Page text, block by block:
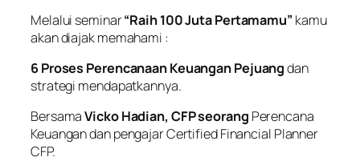
Melalui seminar“Raih 100 Juta Pertamamu” kamu
akan diajak memahami :
6 Proses Perencanaan Keuangan Pejuangdan
strategi mendapatkannya.
BersamaVicko Hadian, CFP seorang Perencana
Keuangan dan pengajar Certified Financial Planner
CFP.